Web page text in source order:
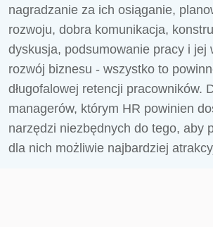
nagradzanie za ich osiąganie,
rozwoju, dobra komunikacja,
dyskusja, podsumowanie pracy i jej
rozwój biznesu - wszystko to
długofalowej retencji pracowników.
managerów, którym HR powinien
narzędzi niezbędnych do tego, aby
dla nich możliwie najbardziej